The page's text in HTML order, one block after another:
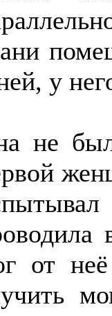
у
не
от неё